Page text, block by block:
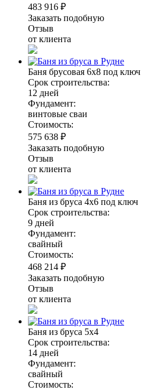
483 916 ₽
Заказать подобную
Отзыв
от клиента
Баня брусовая 6х8 под ключ
Срок строительства:
12 дней
Фундамент:
винтовые сваи
Стоимость:
575 638 ₽
Заказать подобную
Отзыв
от клиента
Баня из бруса 4х6 под ключ
Срок строительства:
9 дней
Фундамент:
свайный
Стоимость:
468 214 ₽
Заказать подобную
Отзыв
от клиента
Баня из бруса 5х4
Срок строительства:
14 дней
Фундамент:
свайный
Стоимость: